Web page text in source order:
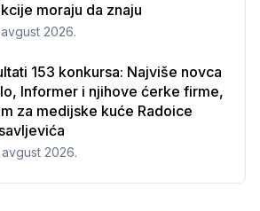
moraju da znaju
2026.
153 konkursa: Najviše novca
Informer i njihove ćerke firme,
za medijske kuće Radoice
2026.